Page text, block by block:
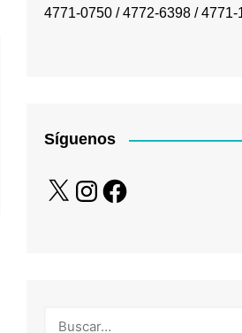
4771-0750 / 4772-6398 / 4771-
Síguenos
X InstagramFacebook